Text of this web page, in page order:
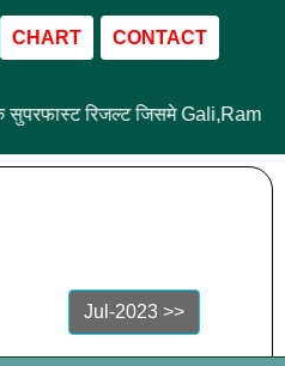
CHART CONTACT
के सुपरफास्ट रिजल्ट जिसमे
Jul-2023 >>